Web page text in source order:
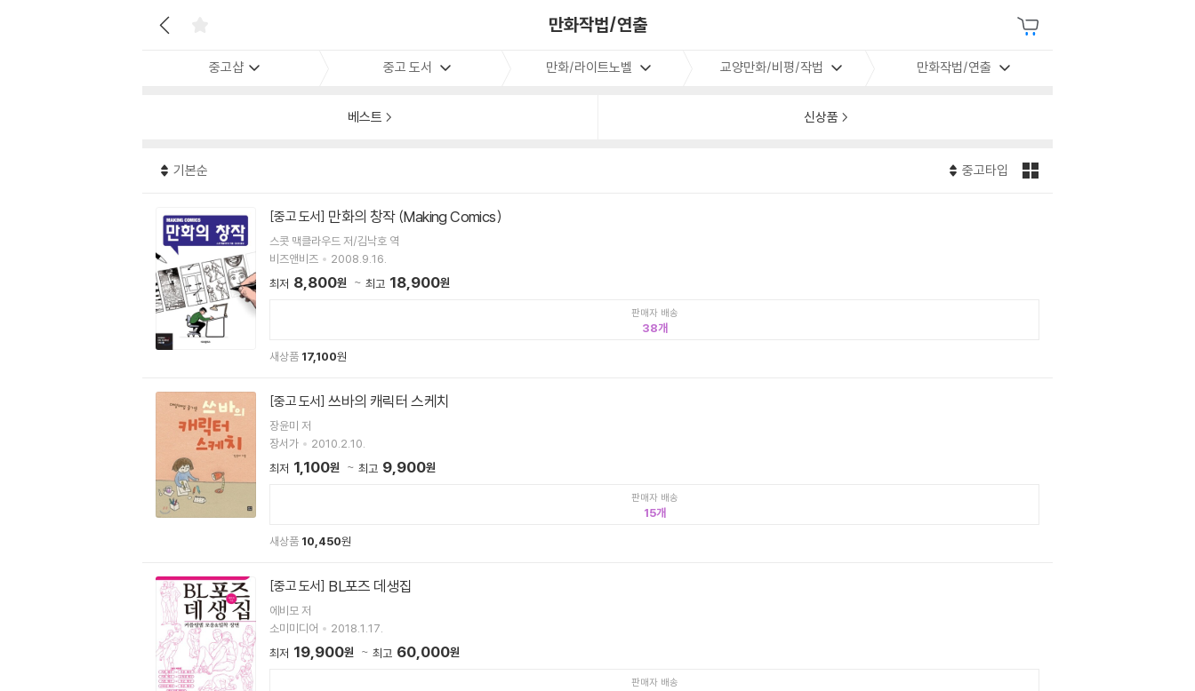
만화작법/연출
중고샵 중고 도서 만화/라이트노벨 교양만화/비평/작법 만화작법/연출
베스트 신상품
기본순 중고타입
[중고 도서] 만화의 창작 (Making Comics)
스콧 맥클라우드 저/김낙호 역
비즈앤비즈
2008.9.16.
최저 8,800원 최고 18,900원
판매자 배송
38
새상품 17,100원
[중고 도서] 쓰바의 캐릭터 스케치
장윤미 저
장서가
2010.2.10.
최저 1,100원 최고 9,900원
판매자 배송
15
새상품 10,450원
[중고 도서] BL포즈 데생집
에비모 저
소미미디어
2018.1.17.
최저 19,900원 최고 60,000원
판매자 배송